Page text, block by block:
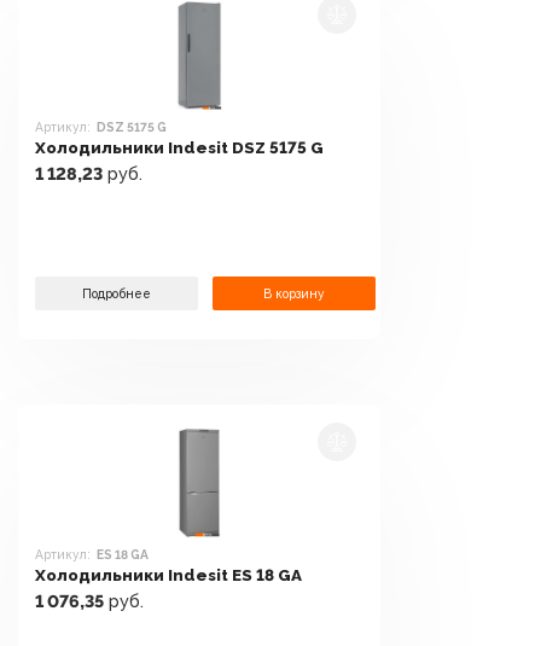
Артикул: DSZ 5175 G
Холодильники Indesit DSZ 5175 G
1 128,23 руб.
Подробнее В корзину
Артикул: ES 18 GA
Холодильники Indesit ES 18 GA
1 076,35 руб.